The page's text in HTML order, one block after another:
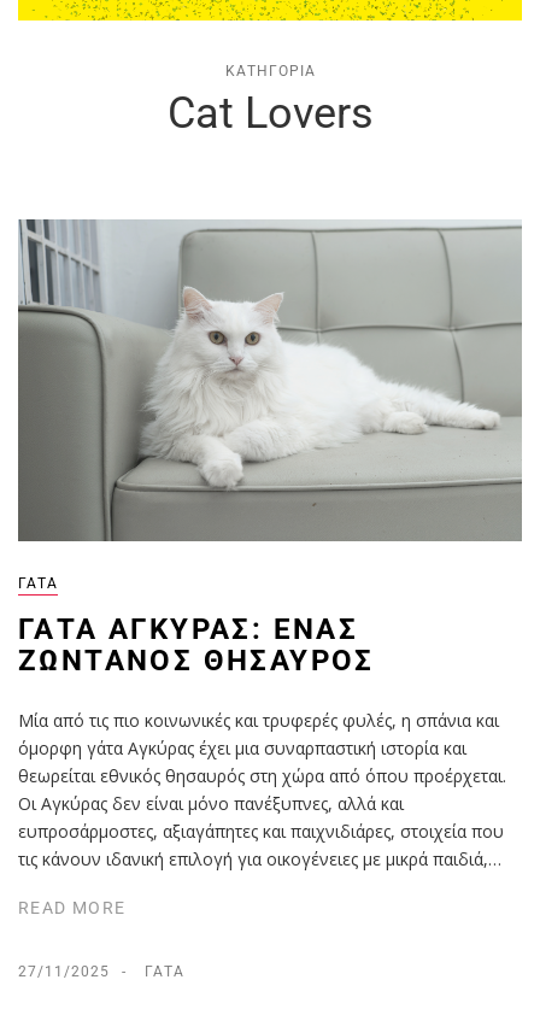
ΚΑΤΗΓΟΡΊΑ
Cat Lovers
ΓΆΤΑ
ΓΆΤΑ ΑΓΚΎΡΑΣ: ΈΝΑΣ
ΖΩΝΤΑΝΌΣ ΘΗΣΑΥΡΌΣ
Μία από τις πιο κοινωνικές και τρυφερές φυλές, η σπάνια και
όμορφη γάτα Αγκύρας έχει μια συναρπαστική ιστορία και
θεωρείται εθνικός θησαυρός στη χώρα από όπου προέρχεται.
Οι Αγκύρας δεν είναι μόνο πανέξυπνες, αλλά και
ευπροσάρμοστες, αξιαγάπητες και παιχνιδιάρες, στοιχεία που
τις κάνουν ιδανική επιλογή για οικογένειες με μικρά παιδιά,…
READ MORE
27/11/2025 ΓΆΤΑ